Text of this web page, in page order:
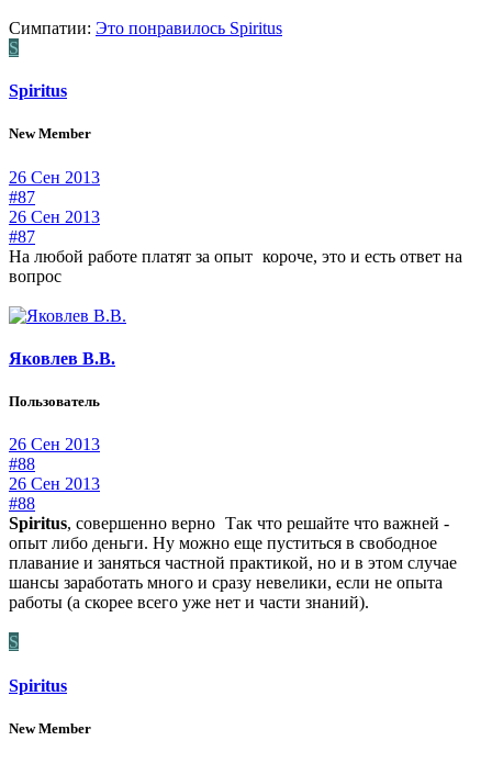
Симпатии: Это понравилось Spiritus
S
Spiritus
New Member
26 Сен 2013
#87
26 Сен 2013
#87
На любой работе платят за опыт короче, это и есть ответ на
вопрос
Яковлев В.В.
Пользователь
26 Сен 2013
#88
26 Сен 2013
#88
Spiritus, совершенно верно Так что решайте что важней -
опыт либо деньги. Ну можно еще пуститься в свободное
плавание и заняться частной практикой, но и в этом случае
шансы заработать много и сразу невелики, если не опыта
работы (а скорее всего уже нет и части знаний).
S
Spiritus
New Member